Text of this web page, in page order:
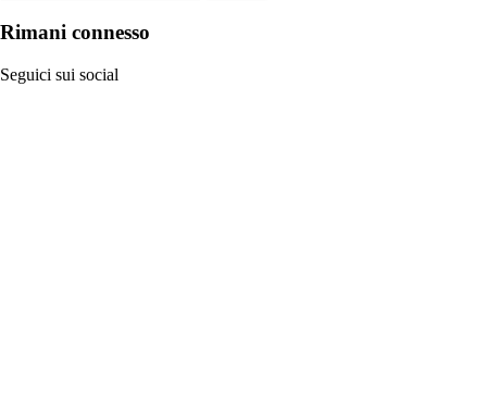
Rimani connesso
Seguici sui social